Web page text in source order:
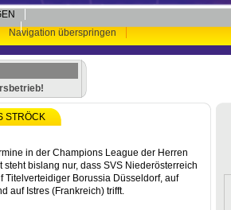
Navigation überspringen
STRÖCK
in der Champions League der Herren
steht bislang nur, dass SVS Niederösterreich
Titelverteidiger Borussia Düsseldorf, auf
auf Istres (Frankreich) trifft.